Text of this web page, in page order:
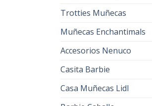
Trotties Muñecas
Muñecas Enchantimals
Accesorios Nenuco
Casita Barbie
Casa Muñecas Lidl